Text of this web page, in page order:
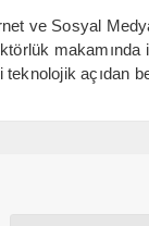
ve Sosyal
makamında
açıdan